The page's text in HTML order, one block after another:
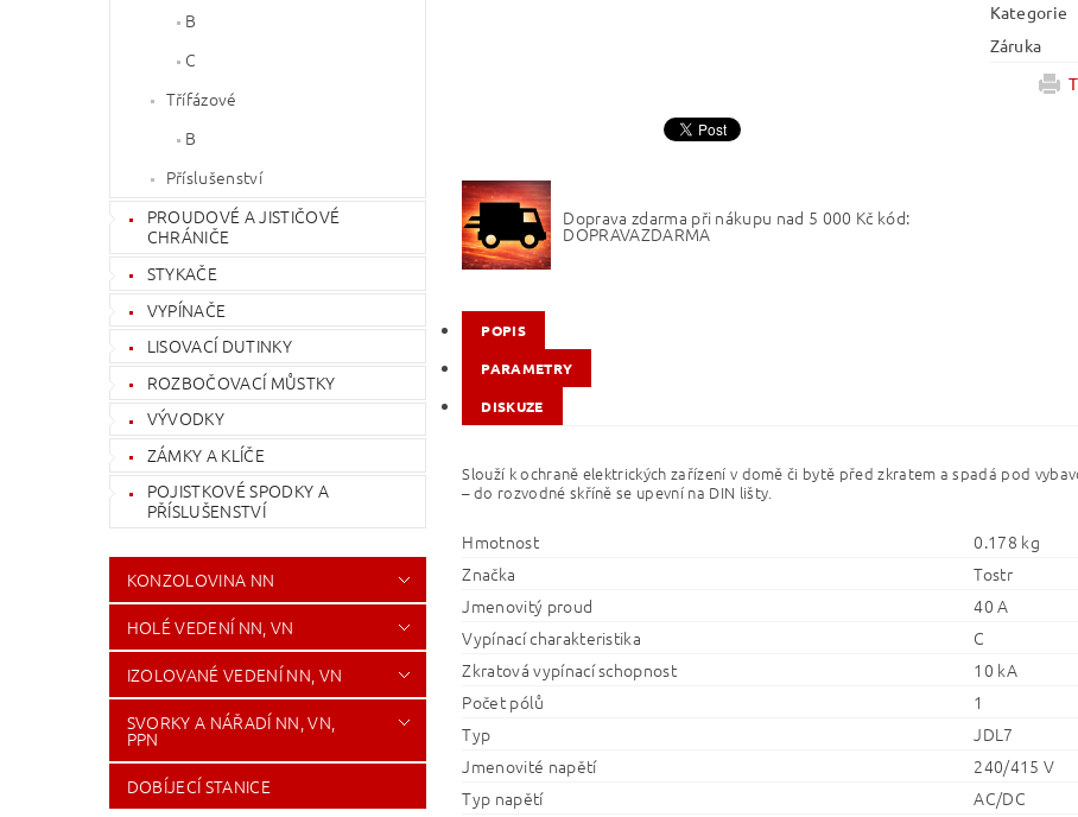
B
C
Třífázové
B
Příslušenství
PROUDOVÉ A JISTIČOVÉ
CHRÁNIČE
STYKAČE
VYPÍNAČE
LISOVACÍ DUTINKY
ROZBOČOVACÍ MŮSTKY
VÝVODKY
ZÁMKY A KLÍČE
POJISTKOVÉ SPODKY A
PŘÍSLUŠENSTVÍ
KONZOLOVINA NN
HOLÉ VEDENÍ NN, VN
IZOLOVANÉ VEDENÍ NN, VN
SVORKY A NÁŘADÍ NN, VN,
PPN
DOBÍJECÍ STANICE
Kategorie
Záruka
Doprava zdarma při nákupu nad 5 000 Kč kód:
DOPRAVAZDARMA
POPIS
PARAMETRY
DISKUZE
Slouží k ochraně elektrických zařízení v domě či bytě před zkratem a spadá pod
– do rozvodné skříně se upevní na DIN lišty.
Hmotnost
0.178 kg
Značka
Tostr
Jmenovitý proud
40 A
Vypínací charakteristika
C
Zkratová vypínací schopnost
10 kA
Počet pólů
1
Typ
JDL7
Jmenovité napětí
240/415 V
Typ napětí
AC/DC